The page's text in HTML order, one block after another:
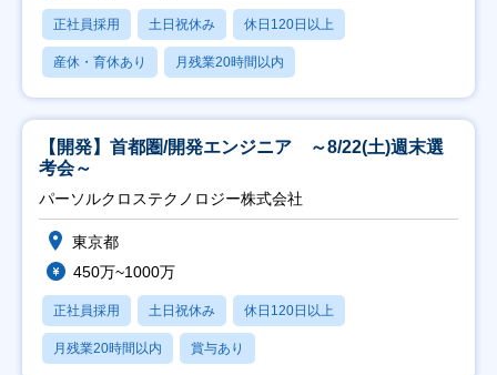
正社員採用 土日祝休み 休日120日以上
産休・育休あり 月残業20時間以内
【開発】首都圏/開発エンジニア ～8/22(土)週末選
考会～
パーソルクロステクノロジー株式会社
東京都
450万~1000万
正社員採用 土日祝休み 休日120日以上
月残業20時間以内 賞与あり